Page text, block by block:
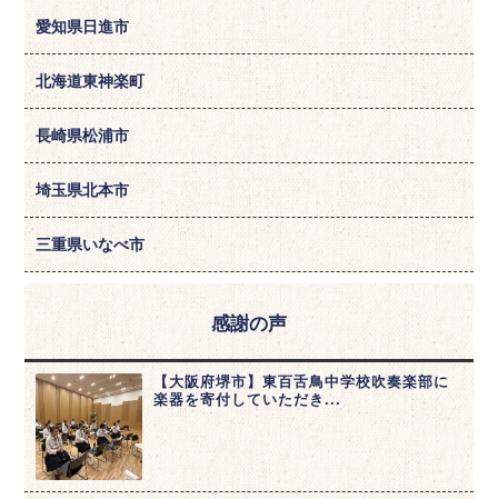
愛知県日進市
北海道東神楽町
長崎県松浦市
埼玉県北本市
三重県いなべ市
感謝の声
【大阪府堺市】東百舌鳥中学校吹奏楽部に
楽器を寄付していただき...